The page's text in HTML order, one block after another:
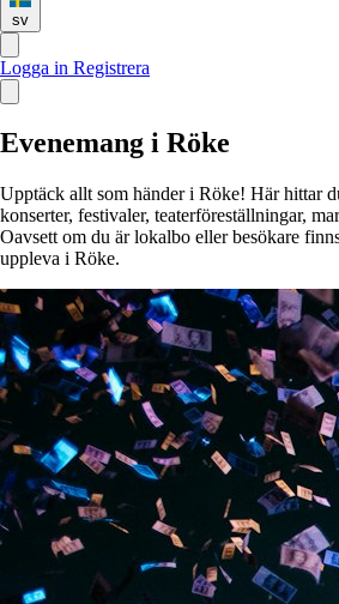
sv
Logga in Registrera
Evenemang i Röke
Upptäck allt som händer i Röke! Här hittar
konserter, festivaler, teaterföreställningar,
Oavsett om du är lokalbo eller besökare
uppleva i Röke.